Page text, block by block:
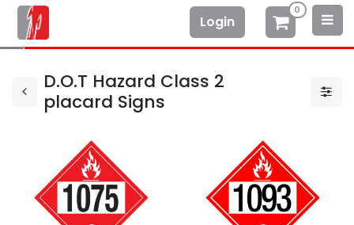
Login
0
D.O.T Hazard Class 2
placard Signs